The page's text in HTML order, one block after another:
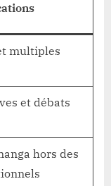
multiples
et débats
hors des